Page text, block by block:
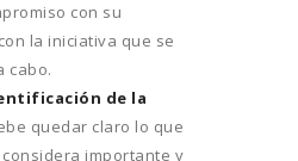
con su
la iniciativa que se
cabo.
de la
quedar claro lo que
importante y